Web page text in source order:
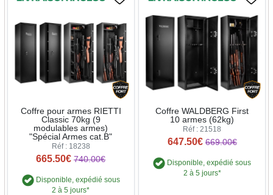
Coffre pour armes RIETTI
Classic 70kg (9
modulables armes)
"Spécial Armes cat.B"
Réf : 18238
665.50€ 740.00€
Disponible, expédié sous
2 à 5 jours*
Coffre WALDBERG First
10 armes (62kg)
Réf : 21518
647.50€ 669.00€
Disponible, expédié sous
2 à 5 jours*